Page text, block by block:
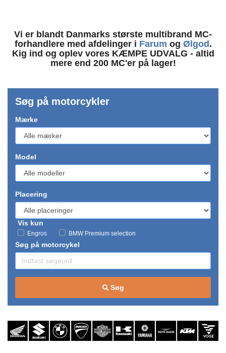
Vi er blandt Danmarks største multibrand MC-
forhandlere med afdelinger i Farum og Ølgod .
Kig ind og oplev vores KÆMPE UDVALG - altid
mere end 200 MC'er på lager!
Søg på motorcykler
Mærke
Model
Placering
Vis kun
Engros BMW Premium selection
Søg på motorcykel
Søg